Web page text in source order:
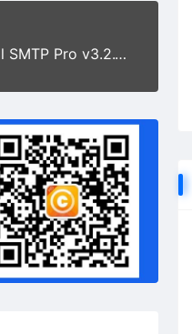
WordPress发送邮件插件：WP Mail SMTP Pro v3.2.1 – 已激活中文版